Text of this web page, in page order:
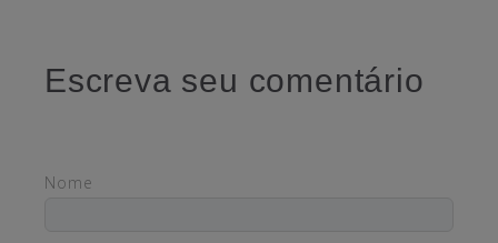
Escreva seu comentário
Nome